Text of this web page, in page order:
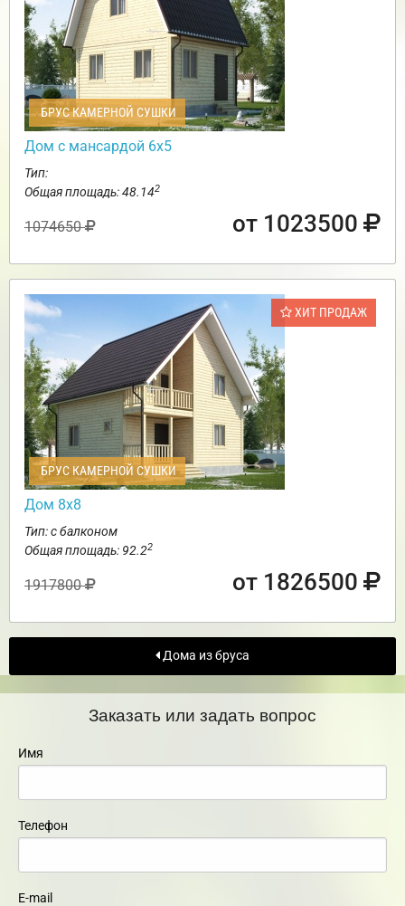
БРУС КАМЕРНОЙ СУШКИ
Дом с мансардой 6х5
Тип:
Общая площадь: 48.142
1074650 от 1023500
ХИТ ПРОДАЖ
БРУС КАМЕРНОЙ СУШКИ
Дом 8х8
Тип: с балконом
Общая площадь: 92.22
1917800 от 1826500
Дома из бруса
Заказать или задать вопрос
Имя
Телефон
E-mail